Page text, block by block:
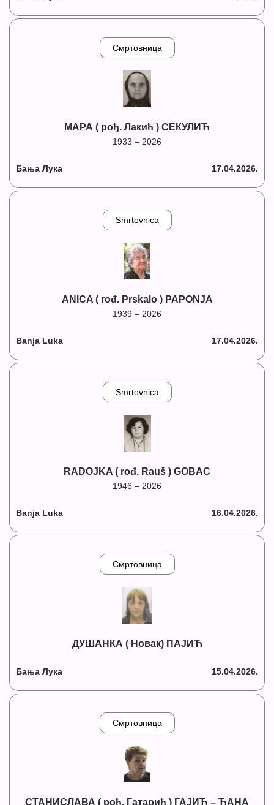
Смртовница
МАРА ( рођ. Лакић ) СЕКУЛИЋ
1933 – 2026
Бања Лука 17.04.2026.
Smrtovnica
ANICA ( rođ. Prskalo ) PAPONJA
1939 – 2026
Banja Luka 17.04.2026.
Smrtovnica
RADOJKA ( rođ. Rauš ) GOBAC
1946 – 2026
Banja Luka 16.04.2026.
Смртовница
ДУШАНКА ( Новак) ПАЈИЋ
Бања Лука 15.04.2026.
Смртовница
СТАНИСЛАВА ( рођ. Гатарић ) ГАЈИЋ – ЋАНА